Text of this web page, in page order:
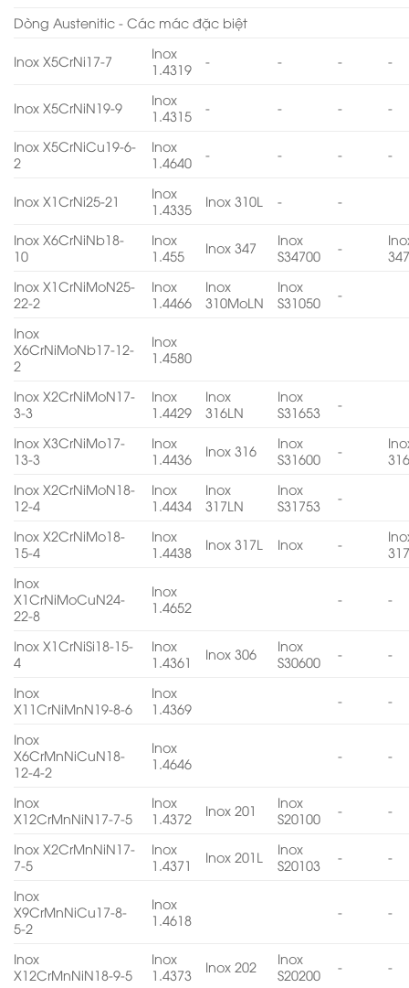
Dòng Austenitic - Các mác đặc biệt
Inox X5CrNi17-7
Inox
1.4319
- - - -
Inox X5CrNiN19-9
Inox
1.4315
- - - -
Inox X5CrNiCu19-6-
2
Inox
1.4640
- - - -
Inox X1CrNi25-21
Inox
1.4335
Inox 310L - -
Inox X6CrNiNb18-
10
Inox
1.455
Inox 347
Inox
S34700
-
Inox X1CrNiMoN25-
22-2
Inox
1.4466
Inox
310MoLN
Inox
S31050
-
Inox
X6CrNiMoNb17-12-
2
Inox
1.4580
Inox X2CrNiMoN17-
3-3
Inox
1.4429
Inox
316LN
Inox
S31653
-
Inox X3CrNiMo17-
13-3
Inox
1.4436
Inox 316
Inox
S31600
-
Inox X2CrNiMoN18-
12-4
Inox
1.4434
Inox
317LN
Inox
S31753
-
Inox X2CrNiMo18-
15-4
Inox
1.4438
Inox 317L Inox -
Inox
X1CrNiMoCuN24-
22-8
Inox
1.4652
- -
Inox X1CrNiSi18-15-
4
Inox
1.4361
Inox 306
Inox
S30600
- -
Inox
X11CrNiMnN19-8-6
Inox
1.4369
- -
Inox
X6CrMnNiCuN18-
12-4-2
Inox
1.4646
- -
Inox
X12CrMnNiN17-7-5
Inox
1.4372
Inox 201
Inox
S20100
- -
Inox X2CrMnNiN17-
7-5
Inox
1.4371
Inox 201L
Inox
S20103
- -
Inox
X9CrMnNiCu17-8-
5-2
Inox
1.4618
- -
Inox
X12CrMnNiN18-9-5
Inox
1.4373
Inox 202
Inox
S20200
- -